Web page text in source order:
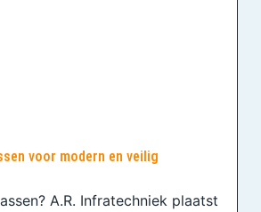
voor modern en veilig
A.R. Infratechniek plaatst